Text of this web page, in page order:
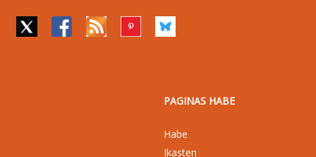
PAGINAS HABE
Habe
Ikasten